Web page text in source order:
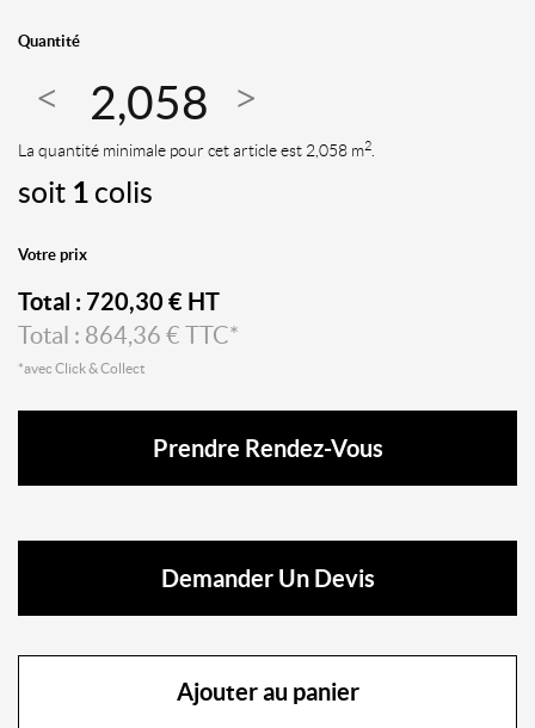
Quantité
La quantité minimale pour cet article est 2,058 m2
soit 1 colis
Votre prix
Total : 720,30 € HT
Total : 864,36 € TTC*
*avec Click & Collect
Prendre Rendez-Vous
Demander Un Devis
Ajouter au panier